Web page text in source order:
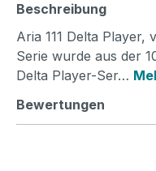
Beschreibung
Aria 111 Delta Player,
Serie wurde aus der
Delta Player-Ser…
Bewertungen